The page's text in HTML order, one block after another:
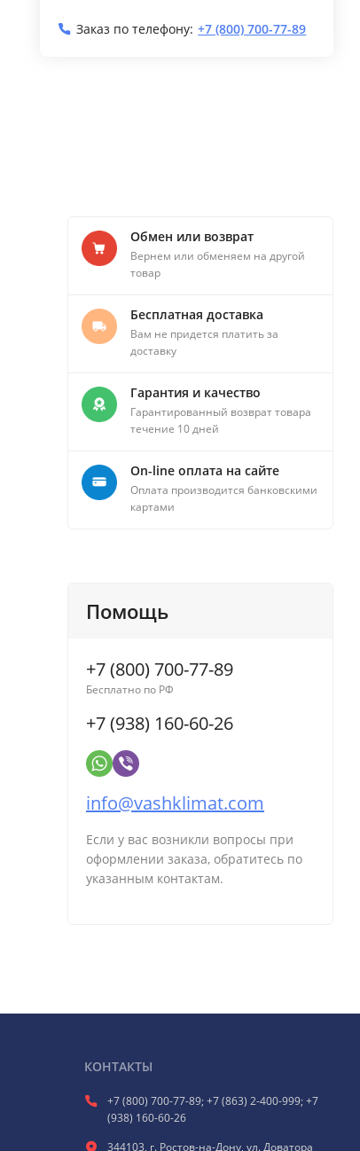
Заказ по телефону: +7 (800) 700-77-89
Обмен или возврат
Вернем или обменяем на другой
товар
Бесплатная доставка
Вам не придется платить за
доставку
Гарантия и качество
Гарантированный возврат товара
течение 10 дней
On-line оплата на сайте
Оплата производится банковскими
картами
Помощь
+7 (800) 700-77-89
Бесплатно по РФ
+7 (938) 160-60-26
info@vashklimat.com
Если у вас возникли вопросы при
оформлении заказа, обратитесь по
указанным контактам.
КОНТАКТЫ
+7 (800) 700-77-89; +7 (863) 2-400-999; +7
(938) 160-60-26
344103, г. Ростов-на-Дону, ул. Доватора